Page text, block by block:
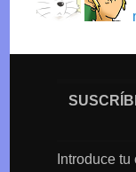
Introduce